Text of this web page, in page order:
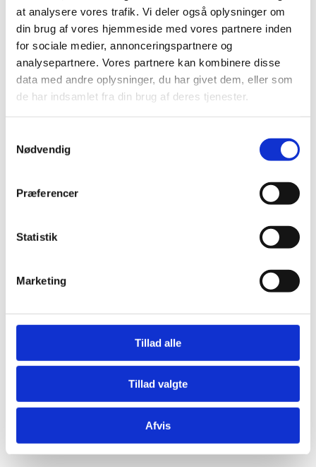
at analysere vores trafik. Vi deler også oplysninger om
din brug af vores hjemmeside med vores partnere inden
for sociale medier, annonceringspartnere og
analysepartnere. Vores partnere kan kombinere disse
data med andre oplysninger, du har givet dem, eller som
de har indsamlet fra din brug af deres tjenester.
Nødvendig
Præferencer
Statistik
Marketing
Tillad alle
Tillad valgte
Afvis
Krystaller